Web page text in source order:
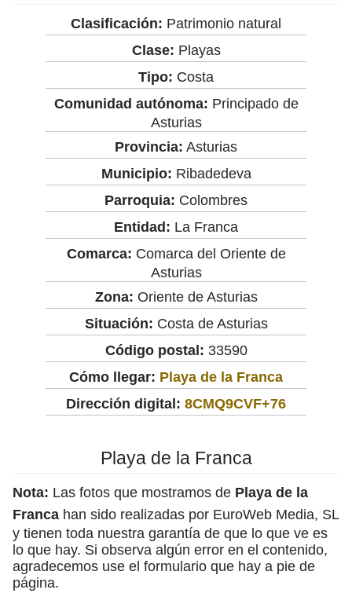
Clasificación: Patrimonio natural
Clase: Playas
Tipo: Costa
Comunidad autónoma: Principado de
Asturias
Provincia: Asturias
Municipio: Ribadedeva
Parroquia: Colombres
Entidad: La Franca
Comarca: Comarca del Oriente de
Asturias
Zona: Oriente de Asturias
Situación: Costa de Asturias
Código postal: 33590
Cómo llegar: Playa de la Franca
Dirección digital: 8CMQ9CVF+76
Playa de la Franca
Nota: Las fotos que mostramos de Playa de la
Franca han sido realizadas por EuroWeb Media, SL
y tienen toda nuestra garantía de que lo que ve es
lo que hay. Si observa algún error en el contenido,
agradecemos use el formulario que hay a pie de
página.